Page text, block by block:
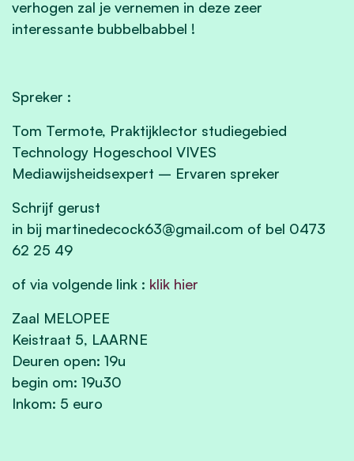
verhogen zal je vernemen in deze zeer
interessante bubbelbabbel !
Spreker :
Tom Termote, Praktijklector studiegebied
Technology Hogeschool VIVES
Mediawijsheidsexpert – Ervaren spreker
Schrijf gerust
in bij martinedecock63@gmail.com of bel 0473
62 25 49
of via volgende link : klik hier
Zaal MELOPEE
Keistraat 5, LAARNE
Deuren open: 19u
begin om: 19u30
Inkom: 5 euro